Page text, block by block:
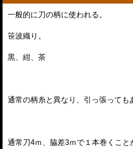
一般的に刀の柄に使われる。
笹波織り。
黒、紺、茶
通常の柄糸と異なり、引っ張っても
通常刀4ｍ、脇差3ｍで１本巻くこと